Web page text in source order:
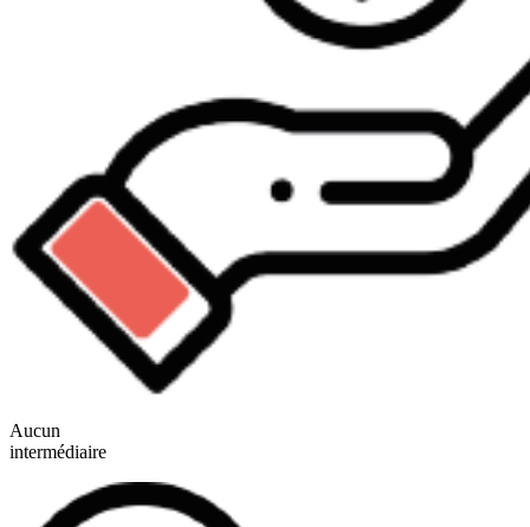
Aucun
intermédiaire